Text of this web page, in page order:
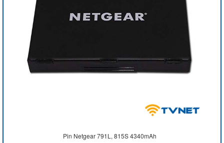
Pin Netgear 791L, 815S 4340mAh